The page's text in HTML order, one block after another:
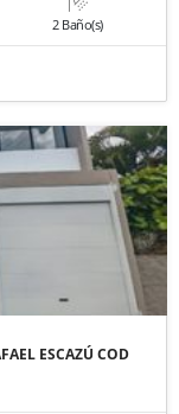
2 Baño(s)
ESCAZÚ COD